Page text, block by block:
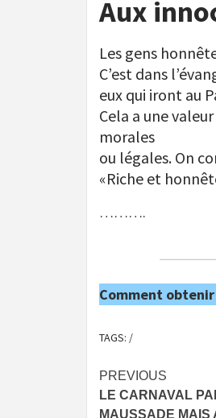
Aux
Les gens
C’est dans
eux qui iront au
Cela a une
morales
ou légales. On
«Riche et
……….
Comment
TAGS: /
Post
PREVIOUS
LE CARNAVAL
MAUSSADE MAIS